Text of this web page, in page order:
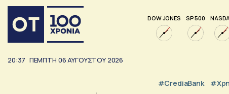
DOW JONES SP 500
20:37 ΠΕΜΠΤΗ 06ΑΥΓΟΥΣΤΟΥ 2026
#CrediaBank